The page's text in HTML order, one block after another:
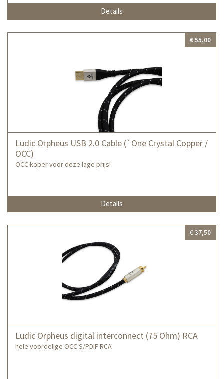
Details
Ludic Orpheus USB 2.0 Cable (`One Crystal Copper /
OCC)
OCC koper voor deze lage prijs!
€ 55,00
Details
Ludic Orpheus digital interconnect (75 Ohm) RCA
hele voordelige OCC S/PDIF RCA
€ 37,50